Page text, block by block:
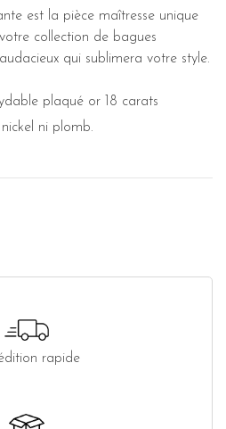
est la pièce maîtresse unique
collection de bagues
qui sublimera votre style.
plaqué or 18 carats
ni plomb.
rapide